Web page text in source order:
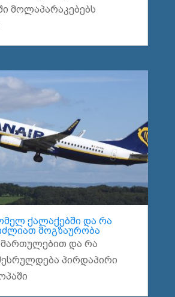
მოლაპარაკებებს
ქალაქებში და რა
მოგზაურობა
და რა
პირდაპირი